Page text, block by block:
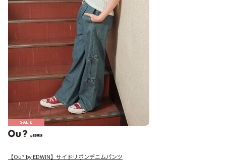
SALE
【Ou? by EDWIN】サイドリボンデニムパンツ